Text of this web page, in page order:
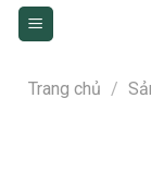
Skip
Trang chủ /